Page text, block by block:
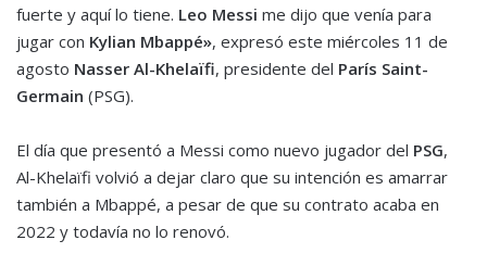
fuerte y aquí lo tiene. Leo Messi me dijo que venía para
jugar con Kylian Mbappé», expresó este miércoles 11 de
agosto Nasser Al-Khelaïfi, presidente del París Saint-
Germain (PSG).
El día que presentó a Messi como nuevo jugador del PSG,
Al-Khelaïfi volvió a dejar claro que su intención es amarrar
también a Mbappé, a pesar de que su contrato acaba en
2022 y todavía no lo renovó.